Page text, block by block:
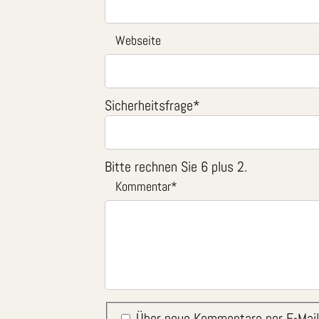
Webseite
Sicherheitsfrage*
Bitte rechnen Sie 6 plus 2.
Kommentar*